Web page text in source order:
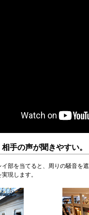
手の声が聞きやすい。
部を当てると、周りの騒音を
現します。